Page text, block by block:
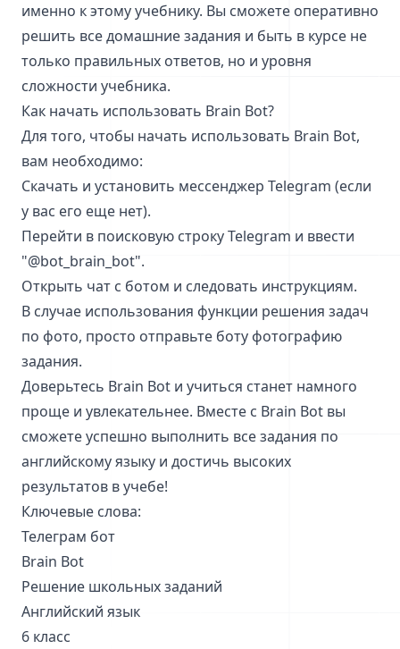
именно к этому учебнику. Вы сможете оперативно
решить все домашние задания и быть в курсе не
только правильных ответов, но и уровня
сложности учебника.
Как начать использовать Brain Bot?
Для того, чтобы начать использовать Brain Bot,
вам необходимо:
Скачать и установить мессенджер Telegram (если
у вас его еще нет).
Перейти в поисковую строку Telegram и ввести
"@bot_brain_bot".
Открыть чат с ботом и следовать инструкциям.
В случае использования функции решения задач
по фото, просто отправьте боту фотографию
задания.
Доверьтесь Brain Bot и учиться станет намного
проще и увлекательнее. Вместе с Brain Bot вы
сможете успешно выполнить все задания по
английскому языку и достичь высоких
результатов в учебе!
Ключевые слова:
Телеграм бот
Brain Bot
Решение школьных заданий
Английский язык
6 класс